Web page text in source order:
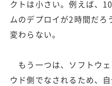
クトは小さい。例えば、
ムのデプロイが2時間だろ
変わらない。
もう一つは、ソフトウ
ウド側でなされるため、